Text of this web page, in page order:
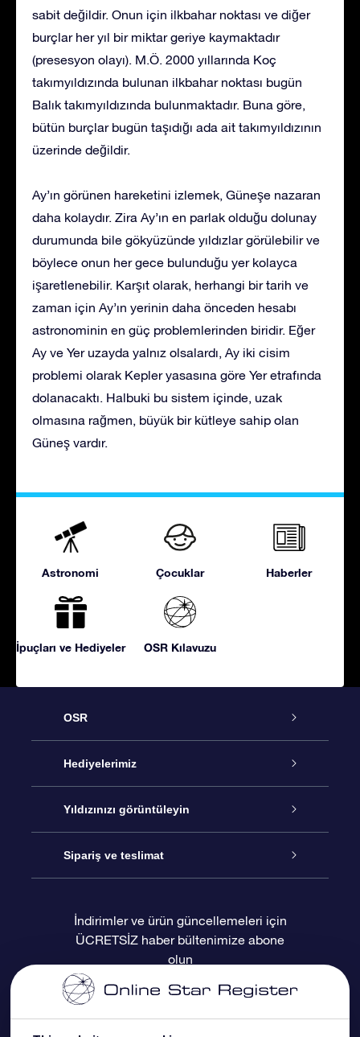
sabit değildir. Onun için ilkbahar noktası ve diğer
burçlar her yıl bir miktar geriye kaymaktadır
(presesyon olayı). M.Ö. 2000 yıllarında Koç
takımyıldızında bulunan ilkbahar noktası bugün
Balık takımyıldızında bulunmaktadır. Buna göre,
bütün burçlar bugün taşıdığı ada ait takımyıldızının
üzerinde değildir.
Ay’ın görünen hareketini izlemek, Güneşe nazaran
daha kolaydır. Zira Ay’ın en parlak olduğu dolunay
durumunda bile gökyüzünde yıldızlar görülebilir ve
böylece onun her gece bulunduğu yer kolayca
işaretlenebilir. Karşıt olarak, herhangi bir tarih ve
zaman için Ay’ın yerinin daha önceden hesabı
astronominin en güç problemlerinden biridir. Eğer
Ay ve Yer uzayda yalnız olsalardı, Ay iki cisim
problemi olarak Kepler yasasına göre Yer etrafında
dolanacaktı. Halbuki bu sistem içinde, uzak
olmasına rağmen, büyük bir kütleye sahip olan
Güneş vardır.
Astronomi Çocuklar Haberler
İpuçları ve Hediyeler OSR Kılavuzu
OSR
Hizmet
İletişim
Blogu
Değerlendirmeler
Hediyelerimiz
Çevrimiçi Yıldız Hediyesi
OSR Hediye Paketi
OSR Hediye Kartı
Kurumsal hediyeler
Yıldızınızı görüntüleyin
Star Register
Kişiselleştirilmiş Yıldız Sayfası
Bir Milyon Yıldız
Sipariş ve teslimat
Ödeme bilgileri
Sevkiyat bilgileri
İndirimler ve ürün güncellemeleri için
ÜCRETSİZ haber bültenimize abone
olun